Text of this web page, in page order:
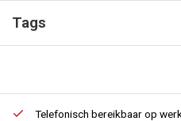
Tags
Telefonisch bereikbaar op